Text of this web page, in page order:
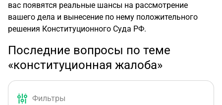
вас появятся реальные шансы на рассмотрение
вашего дела и вынесение по нему положительного
решения Конституционного Суда РФ.
Последние вопросы по теме
«конституционная жалоба»
Фильтры